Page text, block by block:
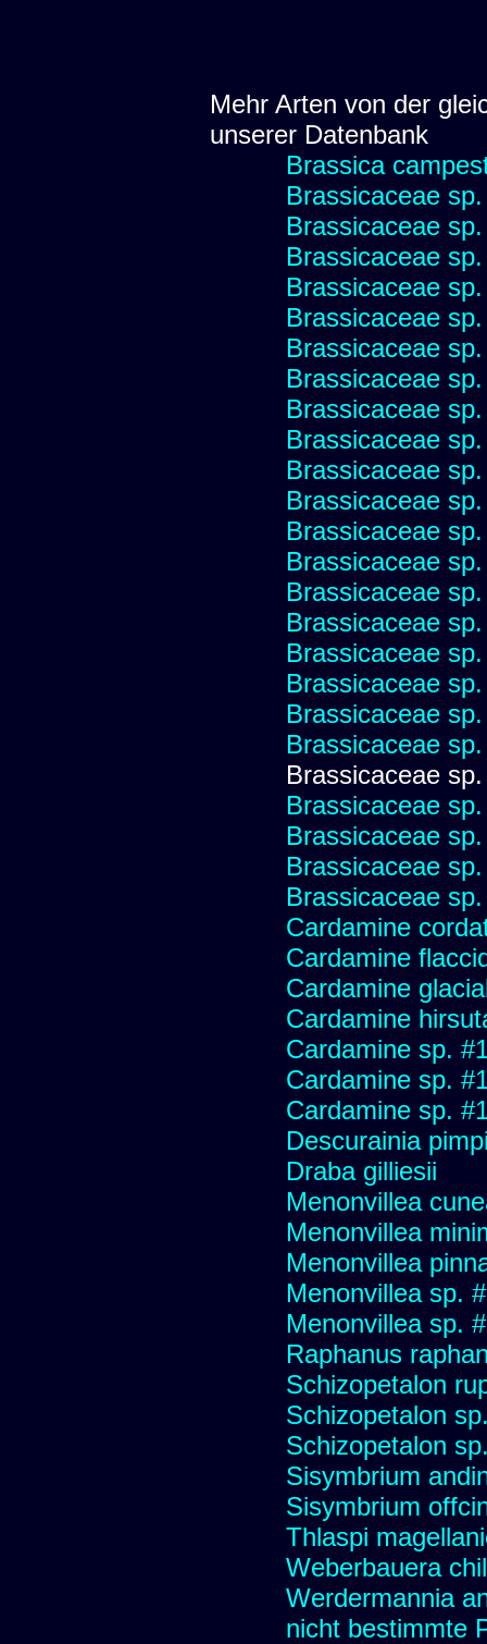
Mehr Arten von der
unserer Datenbank
Brassica
Brassicaceae
Brassicaceae
Brassicaceae
Brassicaceae
Brassicaceae
Brassicaceae
Brassicaceae
Brassicaceae
Brassicaceae
Brassicaceae
Brassicaceae
Brassicaceae
Brassicaceae
Brassicaceae
Brassicaceae
Brassicaceae
Brassicaceae
Brassicaceae
Brassicaceae
Brassicaceae
Brassicaceae
Brassicaceae
Brassicaceae
Brassicaceae
Cardamine
Cardamine
Cardamine
Cardamine
Cardamine sp.
Cardamine sp.
Cardamine sp.
Descurainia
Draba gilliesii
Menonvillea
Menonvillea
Menonvillea
Menonvillea sp.
Menonvillea sp.
Raphanus
Schizopetalon
Schizopetalon
Schizopetalon
Sisymbrium
Sisymbrium
Thlaspi
Weberbauera
Werdermannia
nicht bestimmte